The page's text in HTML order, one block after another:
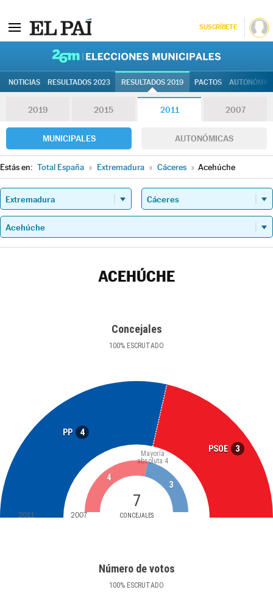
SUSCRÍBETE
NOTICIAS RESULTADOS 2023 RESULTADOS 2019 PACTOS
2019 2015 2011 2007
MUNICIPALES AUTONÓMICAS
Estás en: Total España » Extremadura » Cáceres » Acehúche
ACEHÚCHE
Concejales
100% ESCRUTADO
PP 4
PSOE 3
7
CONCEJALES
Mayoría
absoluta 4
4
3
2011 2007
Número de votos
100% ESCRUTADO